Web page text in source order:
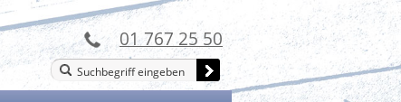
01 767 25 50